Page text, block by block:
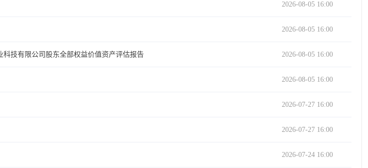
2026-08-05 16:00
2026-08-05 16:00
技有限公司股东全部权益价值资产评估报告 2026-08-05 16:00
2026-08-05 16:00
2026-07-27 16:00
2026-07-27 16:00
2026-07-24 16:00